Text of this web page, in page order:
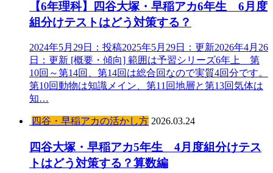
【6年理科】四谷大塚・早稲アカ6年生 6月度
組分けテストはどう対策する？
2024年5月29日：投稿2025年5月29日：更新2026年4月26
日：更新 [概要・傾向] 範囲は予習シリーズ6年上 第
10回～第14回、第14回は総合回なので実質4回分です。
第10回動物は知識メイン、第11回地層と第13回気体は
知…
四谷・早稲アカの活かし方 2026.03.24
四谷大塚・早稲アカ5年生 4月度組分けテス
トはどう対策する？算数編